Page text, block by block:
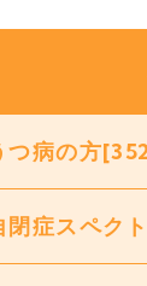
つ病の方
閉症スペク